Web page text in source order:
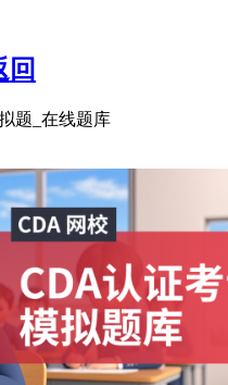
回
题_在线题库